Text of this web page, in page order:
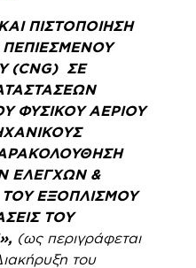
ΠΙΣΤΟΠΟΙΗΣΗ
(CNG) ΣΕ
ΦΥΣΙΚΟΥ ΑΕΡΙΟΥ
ΕΛΕΓΧΩΝ &
ΕΞΟΠΛΙΣΜΟΥ
ΤΟΥ
(ως περιγράφεται
του